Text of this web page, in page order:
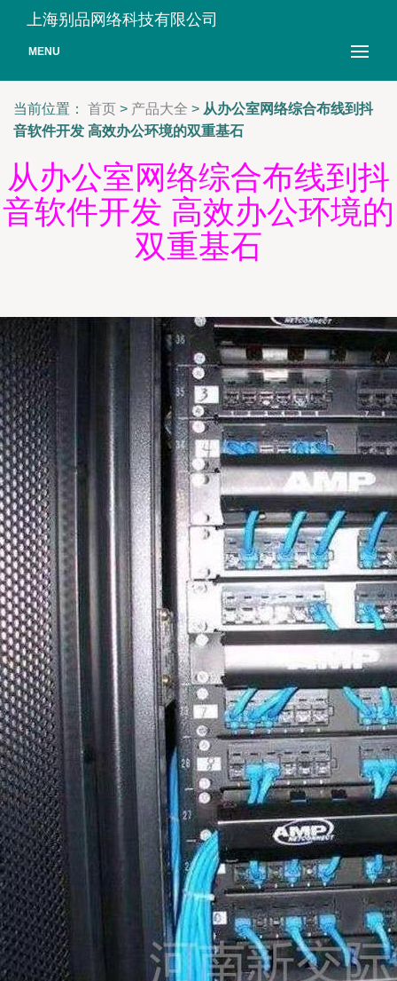
上海别品网络科技有限公司
MENU
当前位置： 首页 > 产品大全 > 从办公室网络综合布线到抖
音软件开发 高效办公环境的双重基石
从办公室网络综合布线到抖
音软件开发 高效办公环境的
双重基石